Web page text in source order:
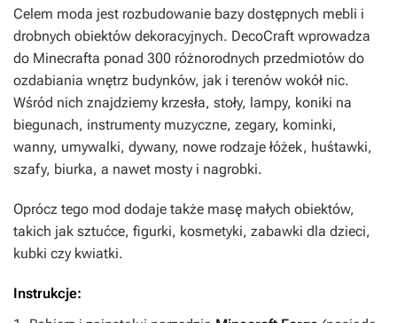
Celem moda jest rozbudowanie bazy dostępnych mebli i
drobnych obiektów dekoracyjnych. DecoCraft wprowadza
do Minecrafta ponad 300 różnorodnych przedmiotów do
ozdabiania wnętrz budynków, jak i terenów wokół nic.
Wśród nich znajdziemy krzesła, stoły, lampy, koniki na
biegunach, instrumenty muzyczne, zegary, kominki,
wanny, umywalki, dywany, nowe rodzaje łóżek, huśtawki,
szafy, biurka, a nawet mosty i nagrobki.
Oprócz tego mod dodaje także masę małych obiektów,
takich jak sztućce, figurki, kosmetyki, zabawki dla dzieci,
kubki czy kwiatki.
Instrukcje: